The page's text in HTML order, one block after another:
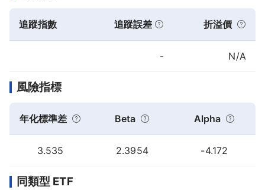
追蹤指數 追蹤誤差 折溢價
- N/A
風險指標
年化標準差 Beta Alpha
3.535 2.3954 -4.172
同類型 ETF